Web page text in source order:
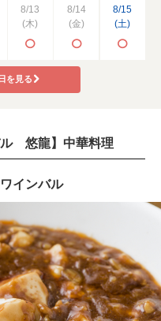
8/13
(木)
8/14
(金)
8/15
(土)
を見る
ル 悠龍】中華料理
インバル